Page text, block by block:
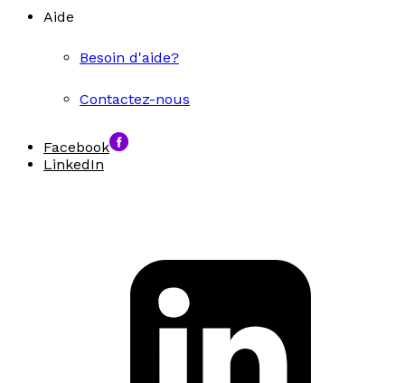
Aide
Besoin d'aide?
Contactez-nous
Facebook
LinkedIn